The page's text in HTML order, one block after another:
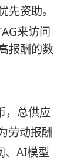
资助。
来访问
报酬的数
，总供应
劳动报酬
、AI模型